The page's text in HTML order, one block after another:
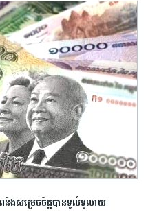
និងសម្រេចចិត្តបានទូលំទូលាយ